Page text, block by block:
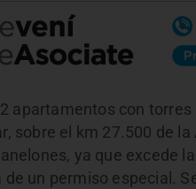
apartamentos con
sobre el km 27.500 de
ya que excede
un permiso especial.